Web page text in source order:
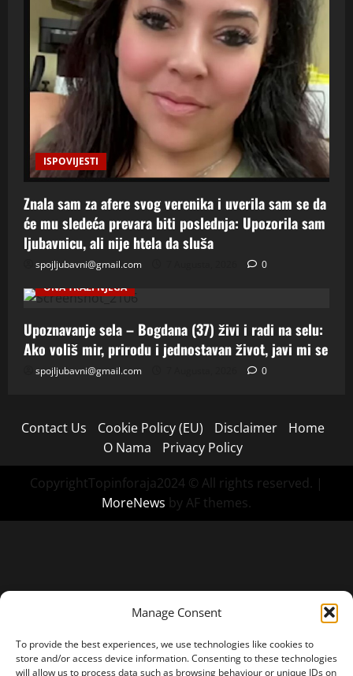
Manage Consent
To provide the best experiences, we use technologies like cookies to
store and/or access device information. Consenting to these technologies
will allow us to process data such as browsing behaviour or unique IDs on
ISPOVIJESTI
Znala sam za afere svog verenika i uverila sam se da
će mu sledeća prevara biti poslednja: Upozorila sam
ljubavnicu, ali nije htela da sluša
spojljubavni@gmail.com
0
ONA TRAZI NJEGA
Upoznavanje sela – Bogdana (37) živi i radi na selu:
Ako voliš mir, prirodu i jednostavan život, javi mi se
spojljubavni@gmail.com 0
Contact Us Cookie Policy (EU) Disclaimer
Home
O Nama
Privacy Policy
CopyrightTopinforaja2024 © All rights reserved. |
MoreNews by AF themes.